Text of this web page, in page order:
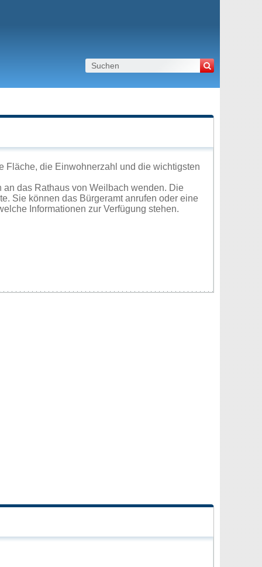
Fläche, die Einwohnerzahl und die wichtigsten
das Rathaus von Weilbach wenden. Die
Sie können das Bürgeramt anrufen oder eine
Informationen zur Verfügung stehen.